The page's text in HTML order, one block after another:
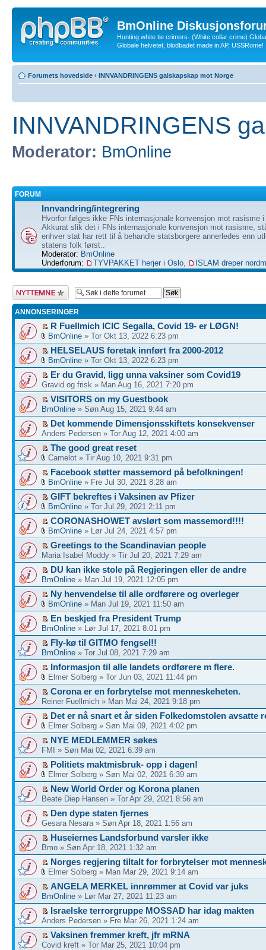
BmOnline
Hunting white tie crimers- (White collar crime)
Globale helvetet, blodbadet made in AP, USSRome!
Forumets hovedside ‹ INNVANDRINGENS galskapskap mot Norge
INNVANDRINGENS
Moderator: BmOnline
FORUM
Innvandring/integrering
Hvorfor følges ikke FNs internasjonale konvensjon mot rasisme i
Akkurat slik det i FNs internasjonale konvensjon mot rasisme,
enhver stat har rett til å behandle statsborgere annerledes enn
statens folk først..
Moderator: BmOnline
Underforum:
TYVPAKKET herjer i Oslo, ISLAM dreper
Legg inn et nytt
emne
ANNONSERINGER
R Fuellmich ICIC Segalla, Covid 19- er LØGN!
BmOnline » Tor Okt 13, 2022 6:23 pm
HELSELAUS foretak innført fra 2000-2012
BmOnline » Tor Okt 13, 2022 6:23 pm
Er du Gravid, ligg unna vaksiner som Covid19
Gravid og frisk » Man Aug 16, 2021 7:20 pm
VISITORS on my Guestbook
BmOnline » Søn Aug 15, 2021 9:44 am
Det kommende Dimensjonsskiftets konsekvenser
Anders Pedersen » Tor Aug 12, 2021 4:00 am
The good great reset
Camelot » Tir Aug 10, 2021 9:31 pm
Facebook støtter massemord på befolkningen!
BmOnline » Fre Jul 30, 2021 8:28 am
GIFT bekreftes i Vaksinen av Pfizer
BmOnline » Tor Jul 29, 2021 2:11 pm
CORONASHOWET avslørt som massemord!!!!
BmOnline » Lør Jul 24, 2021 4:57 pm
Greetings to the Scandinavian people
Maria Isabel Moddy » Tir Jul 20, 2021 7:29 am
DU kan ikke stole på Regjeringen eller de andre
BmOnline » Man Jul 19, 2021 12:05 pm
Ny henvendelse til alle ordførere og overleger
BmOnline » Man Jul 19, 2021 11:50 am
En beskjed fra President Trump
BmOnline » Lør Jul 17, 2021 8:01 pm
Fly-kø til GITMO fengsel!!
BmOnline » Tor Jul 08, 2021 7:29 am
Informasjon til alle landets ordførere m flere.
Elmer Solberg » Tor Jun 03, 2021 11:44 pm
Corona er en forbrytelse mot menneskeheten.
Reiner Fuellmich » Man Mai 24, 2021 9:18 pm
Det er nå snart et år siden Folkedomstolen avsatte
Elmer Solberg » Søn Mai 09, 2021 4:02 pm
NYE MEDLEMMER søkes
FMI » Søn Mai 02, 2021 6:39 am
Politiets maktmisbruk- opp i dagen!
Elmer Solberg » Søn Mai 02, 2021 6:39 am
New World Order og Korona planen
Beate Diep Hansen » Tor Apr 29, 2021 8:56 am
Den dype staten fjernes
Gesara Nesara » Søn Apr 18, 2021 1:56 am
Huseiernes Landsforbund varsler ikke
Bmo » Søn Apr 18, 2021 1:32 am
Norges regjering tiltalt for forbrytelser mot
Elmer Solberg » Man Mar 29, 2021 9:14 am
ANGELA MERKEL innrømmer at Covid var juks
BmOnline » Lør Mar 27, 2021 11:23 am
Israelske terrorgruppe MOSSAD har idag makten
Anders Pedersen » Fre Mar 26, 2021 1:24 am
Vaksinen fremmer kreft, jfr mRNA
Covid kreft » Tor Mar 25, 2021 10:04 pm